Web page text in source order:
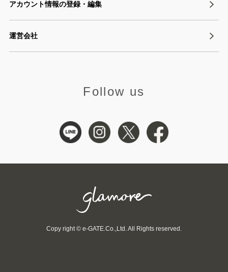
アカウント情報の登録・編集
運営会社
Follow us
Copy right © e-GATE.Co.,Ltd. All Rights reserved.